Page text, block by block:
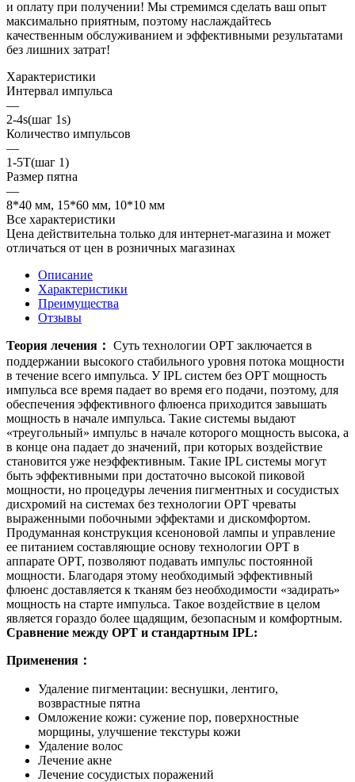
и оплату при получении! Мы стремимся сделать ваш опыт
максимально приятным, поэтому наслаждайтесь
качественным обслуживанием и эффективными результатами
без лишних затрат!
Характеристики
Интервал импульса
—
2-4s(шаг 1s)
Количество импульсов
—
1-5T(шаг 1)
Размер пятна
—
8*40 мм, 15*60 мм, 10*10 мм
Все характеристики
Цена действительна только для интернет-магазина и может
отличаться от цен в розничных магазинах
Описание
Характеристики
Преимущества
Отзывы
Теория лечения： Суть технологии OPT заключается в
поддержании высокого стабильного уровня потока мощности
в течение всего импульса. У IPL систем без OPT мощность
импульса все время падает во время его подачи, поэтому, для
обеспечения эффективного флюенса приходится завышать
мощность в начале импульса. Такие системы выдают
«треугольный» импульс в начале которого мощность высока, а
в конце она падает до значений, при которых воздействие
становится уже неэффективным. Такие IPL системы могут
быть эффективными при достаточно высокой пиковой
мощности, но процедуры лечения пигментных и сосудистых
дисхромий на системах без технологии OPT чреваты
выраженными побочными эффектами и дискомфортом.
Продуманная конструкция ксеноновой лампы и управление
ее питанием составляющие основу технологии OPT в
аппарате OPT, позволяют подавать импульс постоянной
мощности. Благодаря этому необходимый эффективный
флюенс доставляется к тканям без необходимости «задирать»
мощность на старте импульса. Такое воздействие в целом
является гораздо более щадящим, безопасным и комфортным.
Сравнение между OPT и стандартным IPL:
Применения：
Удаление пигментации: веснушки, лентиго,
возврастные пятна
Омложение кожи: сужение пор, поверхностные
морщины, улучшение текстуры кожи
Удаление волос
Лечение акне
Лечение сосудистых поражений